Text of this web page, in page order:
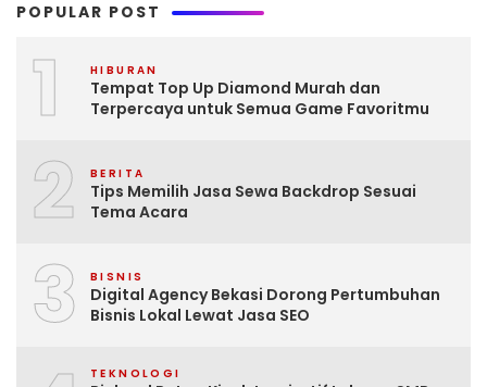
POPULAR POST
1 HIBURAN
Tempat Top Up Diamond Murah dan
Terpercaya untuk Semua Game Favoritmu
2 BERITA
Tips Memilih Jasa Sewa Backdrop Sesuai
Tema Acara
3 BISNIS
Digital Agency Bekasi Dorong Pertumbuhan
Bisnis Lokal Lewat Jasa SEO
TEKNOLOGI